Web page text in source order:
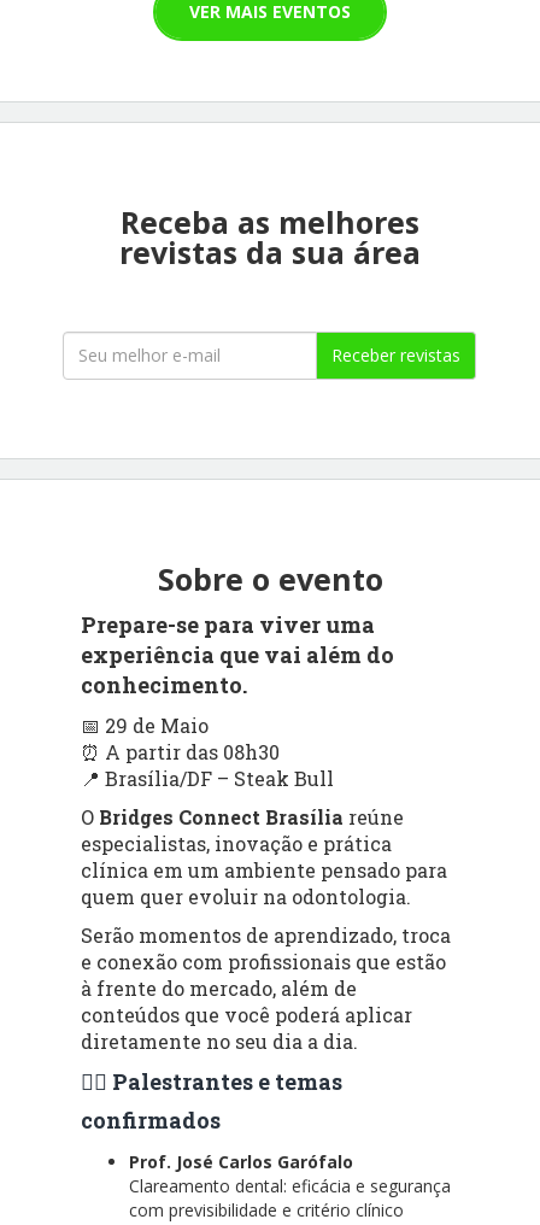
VER MAIS EVENTOS
Receba as melhores
revistas da sua área
Receber revistas
Sobre o evento
Prepare-se para viver uma
experiência que vai além do
conhecimento.
📅 29 de Maio
⏰ A partir das 08h30
📍 Brasília/DF – Steak Bull
O Bridges Connect Brasília reúne
especialistas, inovação e prática
clínica em um ambiente pensado para
quem quer evoluir na odontologia.
Serão momentos de aprendizado, troca
e conexão com profissionais que estão
à frente do mercado, além de
conteúdos que você poderá aplicar
diretamente no seu dia a dia.
👨‍⚕️ Palestrantes e temas
confirmados
Prof. José Carlos Garófalo
Clareamento dental: eficácia e segurança
com previsibilidade e critério clínico